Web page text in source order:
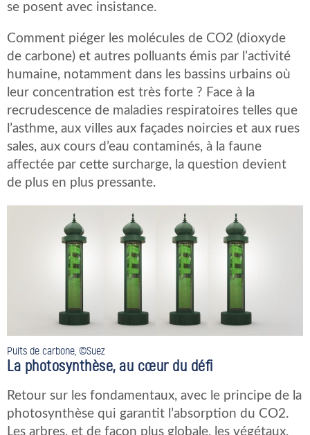
se posent avec insistance.
Comment piéger les molécules de CO2 (dioxyde
de carbone) et autres polluants émis par l’activité
humaine, notamment dans les bassins urbains où
leur concentration est très forte ? Face à la
recrudescence de maladies respiratoires telles que
l’asthme, aux villes aux façades noircies et aux rues
sales, aux cours d’eau contaminés, à la faune
affectée par cette surcharge, la question devient
de plus en plus pressante.
Puits de carbone, ©Suez
La photosynthèse, au cœur du défi
Retour sur les fondamentaux, avec le principe de la
photosynthèse qui garantit l’absorption du CO2.
Les arbres, et de façon plus globale, les végétaux,